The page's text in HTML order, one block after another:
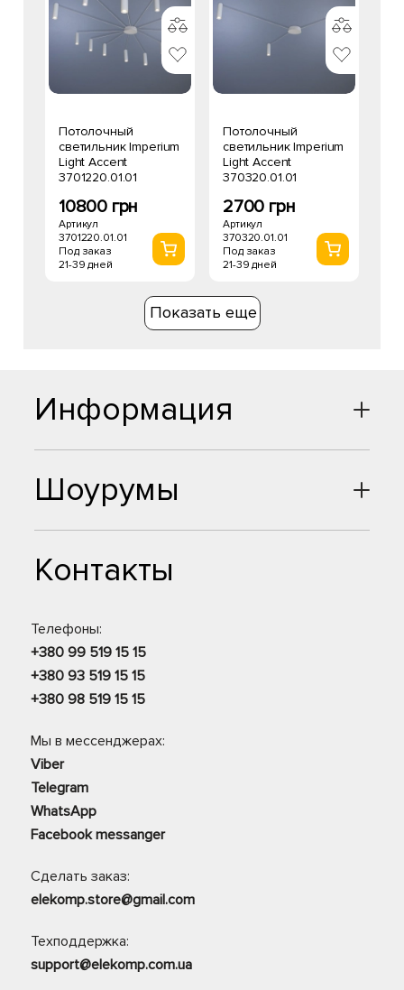
Потолочный
светильник Imperium
Light Accent
3701220.01.01
10800 грн
Артикул
3701220.01.01
Под заказ
21-39 дней
Потолочный
светильник Imperium
Light Accent
370320.01.01
2700 грн
Артикул
370320.01.01
Под заказ
21-39 дней
Показать еще
Шоурумы
Контакты
Телефоны:
+380 99 519 15 15
+380 93 519 15 15
+380 98 519 15 15
Мы в мессенджерах:
Viber
Telegram
WhatsApp
Facebook messanger
Сделать заказ:
elekomp.store@gmail.com
Техподдержка:
support@elekomp.com.ua
Информация